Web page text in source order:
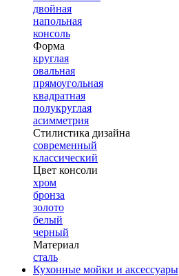
двойная
напольная
консоль
Форма
круглая
овальная
прямоугольная
квадратная
полукруглая
асимметрия
Стилистика дизайна
современный
классический
Цвет консоли
хром
бронза
золото
белый
черный
Материал
сталь
Кухонные мойки и аксессуары